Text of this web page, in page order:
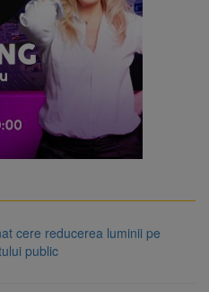
cere reducerea luminii pe
public